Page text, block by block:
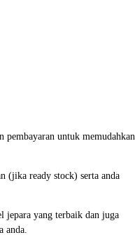
pembayaran untuk memudahkan
(jika ready stock) serta anda
jepara yang terbaik dan juga
anda.